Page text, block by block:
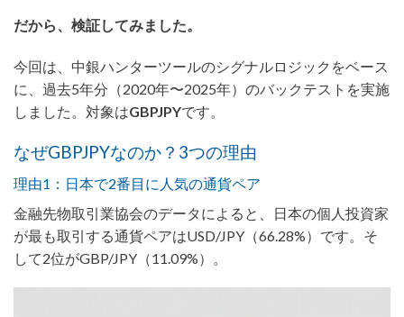
だから、検証してみました。
今回は、中銀ハンターツールのシグナルロジックをベース
に、過去5年分（2020年〜2025年）のバックテストを実施
しました。対象はGBPJPYです。
なぜGBPJPYなのか？3つの理由
理由1：日本で2番目に人気の通貨ペア
金融先物取引業協会のデータによると、日本の個人投資家
が最も取引する通貨ペアはUSD/JPY（66.28%）です。そ
して2位がGBP/JPY（11.09%）。